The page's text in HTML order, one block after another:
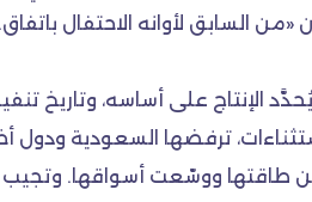
السابق لأوانه الاحتفال
الإنتاج على أساسه، وتاريخ
ترفضها السعودية ودول
من طاقتها ووسّعت أسواقها.